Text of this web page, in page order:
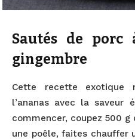
Sautés de porc
gingembre
Cette recette
l’ananas avec la saveur
commencer, coupez 500 g
une poêle, faites chauffer